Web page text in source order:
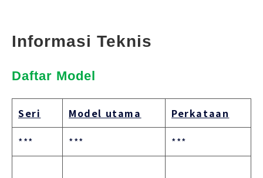
Informasi Teknis
Daftar Model
Seri Model utama Perkataan
*** *** ***